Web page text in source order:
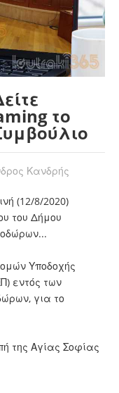
το
Κανδρής
(12/8/2020)
του Δήμου
Υποδοχής
εντός των
για το
της Αγίας Σοφίας